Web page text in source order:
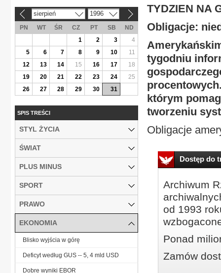
TYDZIEN NA
Obligacje:
tygodniu
którym
tworzeniu
Obligacje
Dostęp do
Archiwum
od 1993
Ponad
Zamów
sierpień 1996
PN WT ŚR CZ PT SB
ND
1
2 3
4
5
6 7 8 9 10
11
12
13 14 15 16 17
18
19
20 21 22 23 24
25
26
27 28 29 30 31
SPIS TREŚCI
STYL ŻYCIA
ŚWIAT
PLUS MINUS
SPORT
PRAWO
EKONOMIA
Blisko wyjścia w górę
Deficyt według GUS -- 5, 4 mld USD
Dobre wyniki EBOR